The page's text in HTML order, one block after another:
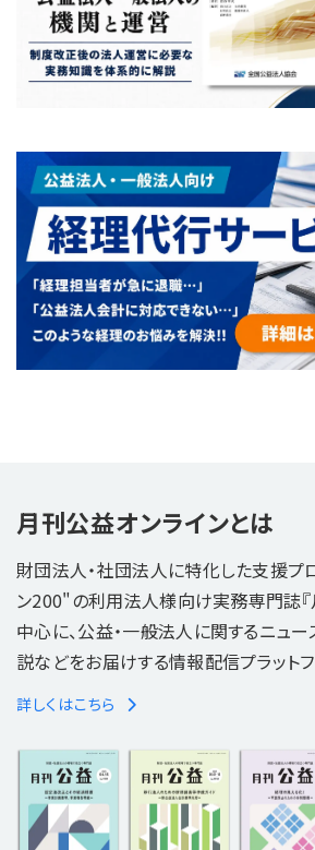
月刊公益オンラインとは
財団法人・社団法人に特化した支援プ
ン200"の利用法人様向け実務専門誌『
中心に、公益・一般法人に関するニュ
説などをお届けする情報配信プラットフ
詳しくはこちら